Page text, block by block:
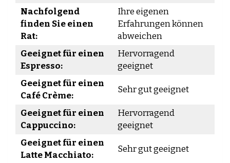
Nachfolgend
finden Sie einen
Rat:
Ihre eigenen
Erfahrungen können
abweichen
Geeignet für einen
Espresso:
Hervorragend
geeignet
Geeignet für einen
Café Crème:
Sehr gut geeignet
Geeignet für einen
Cappuccino:
Hervorragend
geeignet
Geeignet für einen
Latte Macchiato:
Sehr gut geeignet